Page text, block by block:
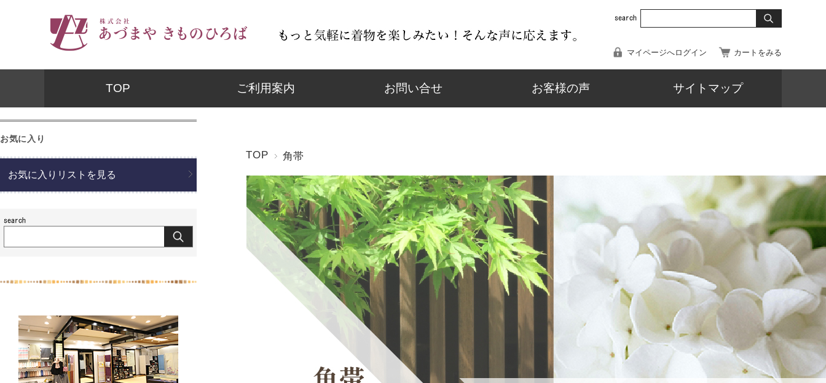
マイページへログイン カートをみる
TOP ご利用案内 お問い合せ お客様の声 サイトマップ
TOP 角帯
お気に入り
お気に入りリストを見る